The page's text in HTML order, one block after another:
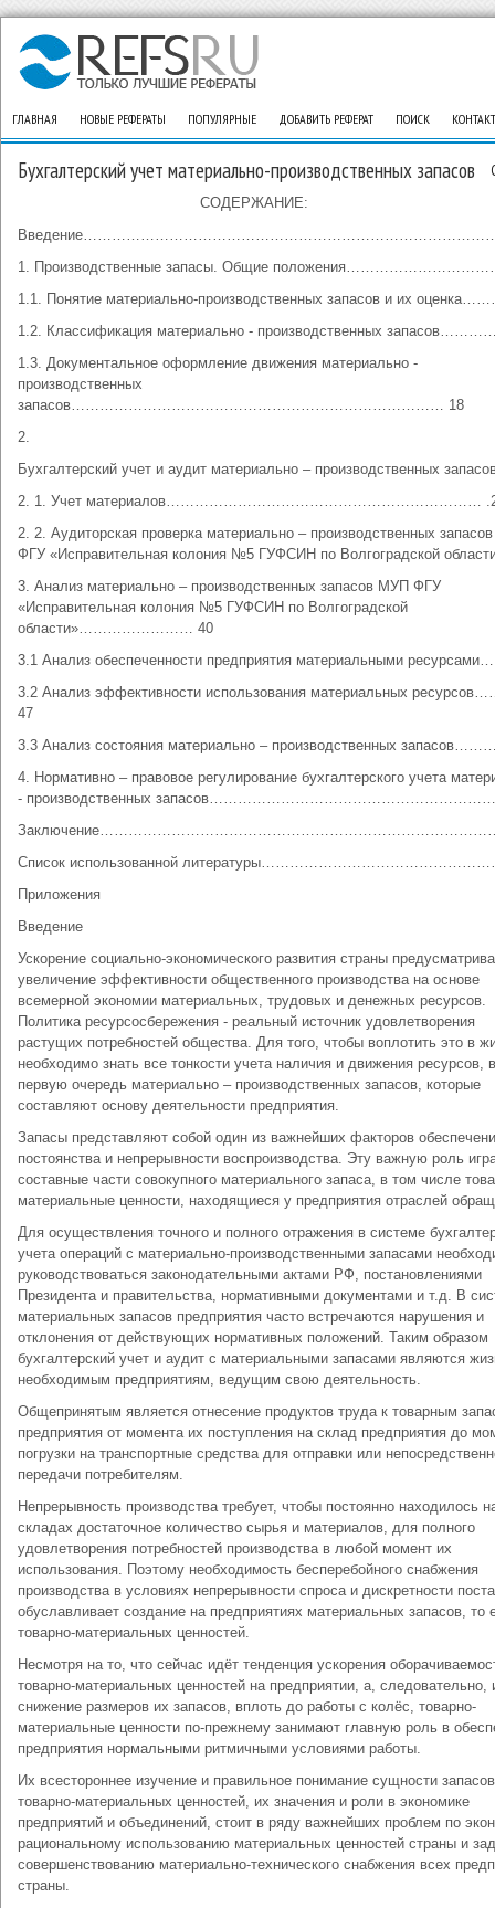
ГЛАВНАЯ НОВЫЕ РЕФЕРАТЫ ПОПУЛЯРНЫЕ ДОБАВИТЬ РЕФЕРАТ ПОИСК
Бухгалтерский учет материально-производственных запасов
СОДЕРЖАНИЕ:
Введение……………………………………………………………………………
1. Производственные запасы. Общие
1.1. Понятие материально-производственных запасов и их
1.2. Классификация материально - производственных
1.3. Документальное оформление движения материально -
производственных
запасов…………………………………………………………………… 18
2.
Бухгалтерский учет и аудит материально – производственных
2. 1. Учет материалов…………………………………………………………
2. 2. Аудиторская проверка материально – производственных
ФГУ «Исправительная колония №5 ГУФСИН по Волгоградской
3. Анализ материально – производственных запасов МУП ФГУ
«Исправительная колония №5 ГУФСИН по Волгоградской
области»…………………… 40
3.1 Анализ обеспеченности предприятия материальными
3.2 Анализ эффективности использования материальных
47
3.3 Анализ состояния материально – производственных
4. Нормативно – правовое регулирование бухгалтерского учета
- производственных
Список использованной
Приложения
Введение
Ускорение социально-экономического развития страны
увеличение эффективности общественного производства на основе
всемерной экономии материальных, трудовых и денежных ресурсов.
Политика ресурсосбережения - реальный источник удовлетворения
растущих потребностей общества. Для того, чтобы воплотить это в
необходимо знать все тонкости учета наличия и движения ресурсов, в
первую очередь материально – производственных запасов, которые
составляют основу деятельности предприятия.
Запасы представляют собой один из важнейших факторов
постоянства и непрерывности воспроизводства. Эту важную роль
составные части совокупного материального запаса, в том числе
материальные ценности, находящиеся у предприятия отраслей
Для осуществления точного и полного отражения в системе
учета операций с материально-производственными запасами
руководствоваться законодательными актами РФ, постановлениями
Президента и правительства, нормативными документами и т.д. В
материальных запасов предприятия часто встречаются нарушения и
отклонения от действующих нормативных положений. Таким образом
бухгалтерский учет и аудит с материальными запасами являются
необходимым предприятиям, ведущим свою деятельность.
Общепринятым является отнесение продуктов труда к товарным
предприятия от момента их поступления на склад предприятия до
погрузки на транспортные средства для отправки или
передачи потребителям.
Непрерывность производства требует, чтобы постоянно находилось
складах достаточное количество сырья и материалов, для полного
удовлетворения потребностей производства в любой момент их
использования. Поэтому необходимость бесперебойного снабжения
производства в условиях непрерывности спроса и дискретности
обуславливает создание на предприятиях материальных запасов, то
товарно-материальных ценностей.
Несмотря на то, что сейчас идёт тенденция ускорения
товарно-материальных ценностей на предприятии, а, следовательно,
снижение размеров их запасов, вплоть до работы с колёс, товарно-
материальные ценности по-прежнему занимают главную роль в
предприятия нормальными ритмичными условиями работы.
Их всестороннее изучение и правильное понимание сущности запасов
товарно-материальных ценностей, их значения и роли в экономике
предприятий и объединений, стоит в ряду важнейших проблем по
рациональному использованию материальных ценностей страны и
совершенствованию материально-технического снабжения всех
страны.